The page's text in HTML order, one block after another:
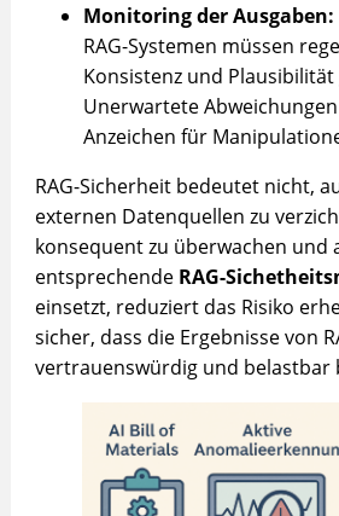
Monitoring der Ausgaben:
RAG-Systemen müssen
Konsistenz und
Unerwartete
Anzeichen für
RAG-Sicherheit bedeutet nicht,
externen Datenquellen zu
konsequent zu überwachen und
entsprechende RAG-
einsetzt, reduziert das Risiko
sicher, dass die Ergebnisse von
vertrauenswürdig und belastbar